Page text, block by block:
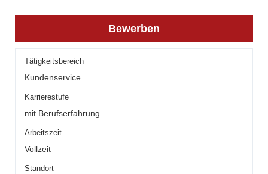
Bewerben
Tätigkeitsbereich
Kundenservice
Karrierestufe
mit Berufserfahrung
Arbeitszeit
Vollzeit
Standort